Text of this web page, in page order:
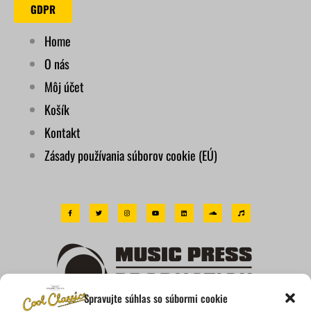
Spravujte súhlas so súbormi cookie
GDPR
Home
O nás
Môj účet
Košík
Kontakt
Zásady používania súborov cookie (EÚ)
F
a
c
e
k
-
f
T
w
i
t
I
n
s
t
a
Y
u
t
L
i
n
k
S
u
n
o
u
d
M
u
s
i